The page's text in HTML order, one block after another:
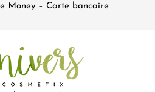
Money – Carte bancaire